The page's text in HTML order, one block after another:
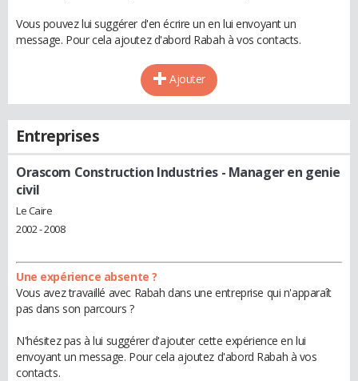
Vous pouvez lui suggérer d'en écrire un en lui envoyant un
message. Pour cela ajoutez d'abord Rabah à vos contacts.
Ajouter
Entreprises
Orascom Construction Industries- Manager en genie
civil
Le Caire
2002 - 2008
Une expérience absente ?
Vous avez travaillé avec Rabah dans une entreprise qui n'apparaît
pas dans son parcours ?
N'hésitez pas à lui suggérer d'ajouter cette expérience en lui
envoyant un message. Pour cela ajoutez d'abord Rabah à vos
contacts.